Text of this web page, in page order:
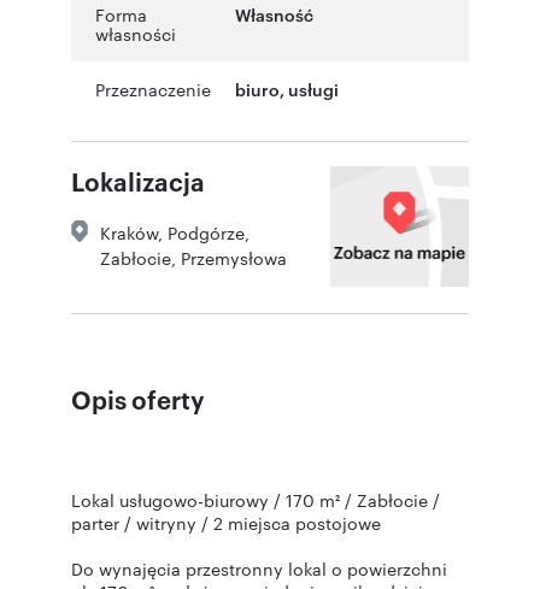
Forma
własności
Własność
Przeznaczenie biuro, usługi
Lokalizacja
Kraków, Podgórze,
Zabłocie Przemysłowa
Opis oferty
Lokal usługowo-biurowy / 170 m² / Zabłocie /
parter / witryny / 2 miejsca postojowe
Do wynajęcia przestronny lokal o powierzchni